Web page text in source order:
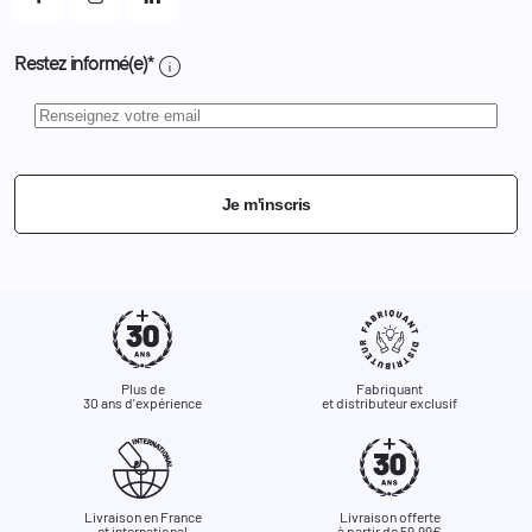
Restez informé(e)* info
Je m'inscris
Plus de
30 ans d'expérience
Fabriquant
et distributeur exclusif
Livraison en France
Livraison offerte